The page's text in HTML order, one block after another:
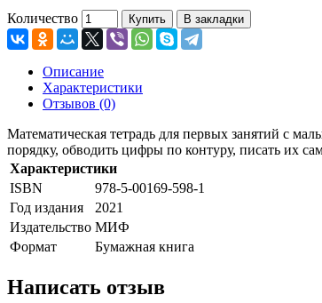
Количество Купить В закладки
Описание
Характеристики
Отзывов (0)
Математическая тетрадь для первых занятий с
порядку, обводить цифры по контуру, писать их
Характеристики
ISBN
978-5-00169-598-1
Год издания
2021
Издательство МИФ
Формат
Бумажная книга
Написать отзыв